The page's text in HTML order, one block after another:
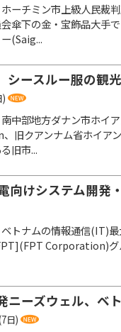
ーチミン市上級人民裁
会傘下の金・宝飾品大手
ー(Saig...
シースルー服の観
)
中部地方ダナン市ホイ
、旧クアンナム省ホイア
旧市...
向けシステム開発
トナムの情報通信(IT)
Corporation)グ
ニーズウェル、ベ
日)